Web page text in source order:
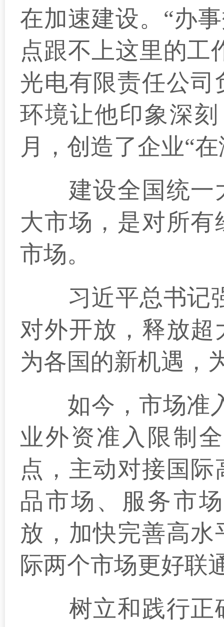
在加速建设。“办
点跟不上这里的工
光电有限责任公
环境让他印象深
月，创造了企业“
建设全国统一
大市场，是对所
市场。
习近平总书记强
对外开放，释放
为各国的新机遇，
如今，市场准入
业外资准入限制
点，主动对接国
品市场、服务市
放，加快完善高
际两个市场更好联
树立和践行正